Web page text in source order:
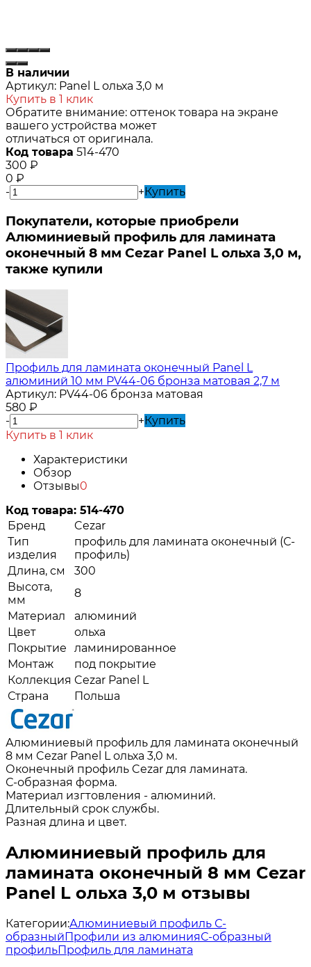
В наличии
Артикул: Panel L ольха 3,0 м
Купить в 1 клик
Обратите внимание: оттенок товара на экране
вашего устройства может
отличаться от оригинала.
Код товара 514-470
300 ₽
0 ₽
-
+Купить
Покупатели, которые приобрели
Алюминиевый профиль для ламината
оконечный 8 мм Cezar Panel L ольха 3,0 м,
также купили
Профиль для ламината оконечный Panel L
алюминий 10 мм PV44-06 бронза матовая 2,7 м
Артикул: PV44-06 бронза матовая
580 ₽
-
+ Купить
Купить в 1 клик
Характеристики
Обзор
Отзывы0
Код товара: 514-470
Бренд
Cezar
Тип
изделия
профиль для ламината оконечный (С-
профиль)
Длина, см
300
Высота,
мм
8
Материал
алюминий
Цвет
ольха
Покрытие
ламинированное
Монтаж
под покрытие
Коллекция Cezar Panel L
Страна
Польша
Алюминиевый профиль для ламината оконечный
8 мм Cezar Panel L ольха 3,0 м.
Оконечный профиль Cezar для ламината.
С-образная форма.
Материал изгтовления - алюминий.
Длительный срок службы.
Разная длина и цвет.
Алюминиевый профиль для
ламината оконечный 8 мм Cezar
Panel L ольха 3,0 м отзывы
Категории:Алюминиевый профиль С-
образныйПрофили из алюминияС-образный
профильПрофиль для ламината